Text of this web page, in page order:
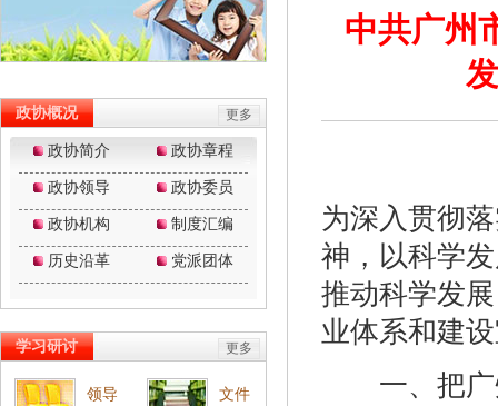
中共广州
为深入贯彻
神，以科学
推动科学发
业体系和建
一、把广